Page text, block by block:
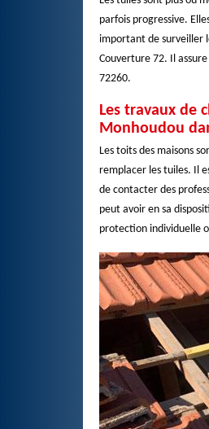
parfois progressive.
important de surveiller
Couverture 72. Il
72260.
Les travaux de
Monhoudou
Les toits des maisons
remplacer les tuiles. Il
de contacter des
peut avoir en sa
protection individuelle